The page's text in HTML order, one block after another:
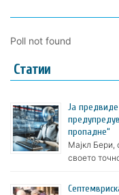
Poll not found
Статии
Ја
пропадне“
Мајкл Бери,
своето